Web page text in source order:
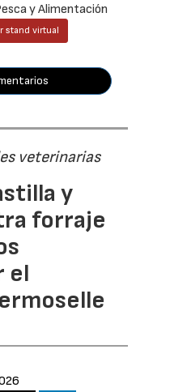
y Alimentación
stand virtual
veterinarias
y
forraje
el